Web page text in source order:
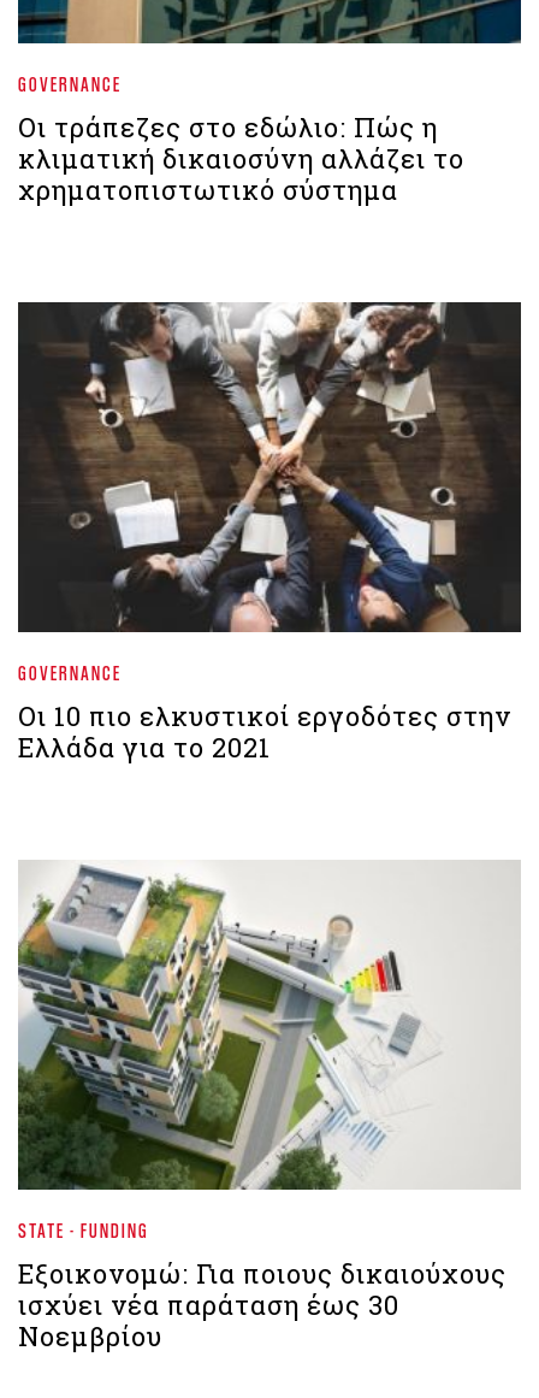
GOVERNANCE
Οι τράπεζες στο εδώλιο: Πώς η
κλιματική δικαιοσύνη αλλάζει το
χρηματοπιστωτικό σύστημα
GOVERNANCE
Οι 10 πιο ελκυστικοί εργοδότες στην
Ελλάδα για το 2021
STATE - FUNDING
Εξοικονομώ: Για ποιους δικαιούχους
ισχύει νέα παράταση έως 30
Νοεμβρίου